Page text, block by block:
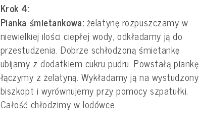
Krok 4:
Pianka śmietankowa: żelatynę rozpuszczamy w
niewielkiej ilości ciepłej wody, odkładamy ją do
przestudzenia. Dobrze schłodzoną śmietankę
ubijamy z dodatkiem cukru pudru. Powstałą piankę
łączymy z żelatyną. Wykładamy ją na wystudzony
biszkopt i wyrównujemy przy pomocy szpatułki.
Całość chłodzimy w lodówce.